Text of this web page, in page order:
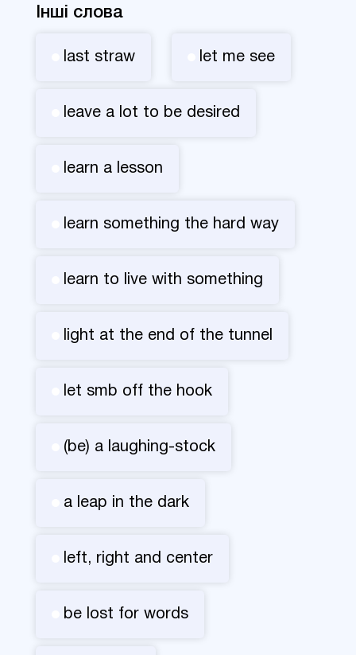
Інші слова
last straw let me see
leave a lot to be desired
learn a lesson
learn something the hard way
learn to live with something
light at the end of the tunnel
let smb off the hook
(be) a laughing-stock
a leap in the dark
left, right and center
be lost for words